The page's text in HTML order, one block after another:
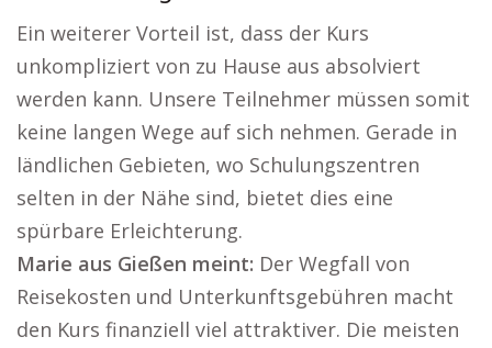
Ein weiterer Vorteil ist, dass der Kurs
unkompliziert von zu Hause aus absolviert
werden kann. Unsere Teilnehmer müssen somit
keine langen Wege auf sich nehmen. Gerade in
ländlichen Gebieten, wo Schulungszentren
selten in der Nähe sind, bietet dies eine
spürbare Erleichterung.
Marie aus Gießen meint: Der Wegfall von
Reisekosten und Unterkunftsgebühren macht
den Kurs finanziell viel attraktiver. Die meisten